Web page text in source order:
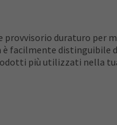
provvisorio duraturo per
facilmente distinguibile
più utilizzati nella